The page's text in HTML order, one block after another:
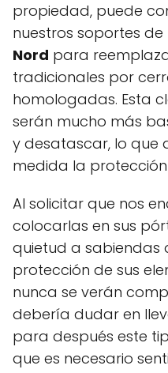
propiedad, puede
nuestros soportes de
Nord para
tradicionales por
homologadas. Esta
serán mucho más
y desatascar, lo que
medida la
Al solicitar que nos
colocarlas en sus
quietud a sabiendas
protección de sus
nunca se verán
debería dudar en
para después este
que es necesario